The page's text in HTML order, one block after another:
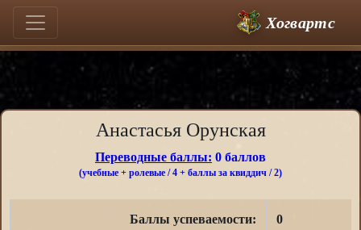
Хогвартс
Анастасья Орунская
Переводные баллы: 0 баллов
(учебные + ролевые / 4 + баллы за квиддич / 2)
Баллы успеваемости: 0